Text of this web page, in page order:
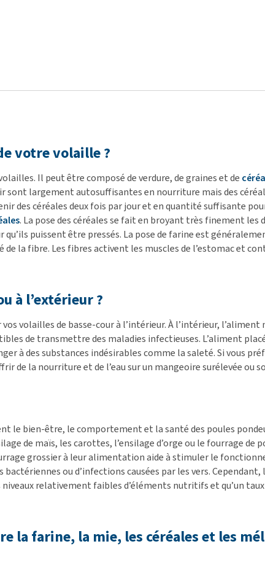
votre volaille ?
Il peut être composé de verdure, de graines et de
sont largement autosuffisantes en nourriture mais des
des céréales deux fois par jour et en quantité suffisante
. La pose des céréales se fait en broyant très finement
puissent être pressés. La pose de farine est
la fibre. Les fibres activent les muscles de l’estomac et
à l’extérieur ?
volailles de basse-cour à l’intérieur. À l’intérieur, l’aliment
de transmettre des maladies infectieuses. L’aliment
à des substances indésirables comme la saleté. Si vous
de la nourriture et de l’eau sur un mangeoire surélevée ou
le bien-être, le comportement et la santé des poules
de maïs, les carottes, l’ensilage d’orge ou le fourrage de
grossier à leur alimentation aide à stimuler le
ou d’infections causées par les vers. Cependant,
relativement faibles d’éléments nutritifs et qu’un
la farine, la mie, les céréales et les